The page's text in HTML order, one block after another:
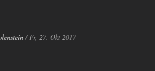
/ Fr, 27. Okt 2017